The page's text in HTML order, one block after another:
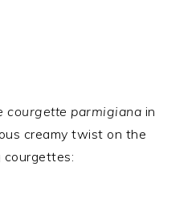
courgette parmigiana in
creamy twist on the
courgettes: